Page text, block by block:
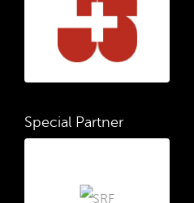
Special Partner